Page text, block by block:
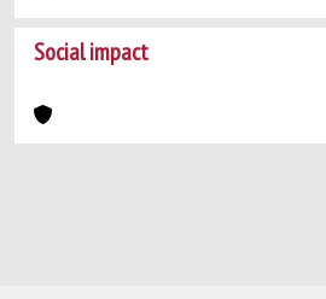
Social impact